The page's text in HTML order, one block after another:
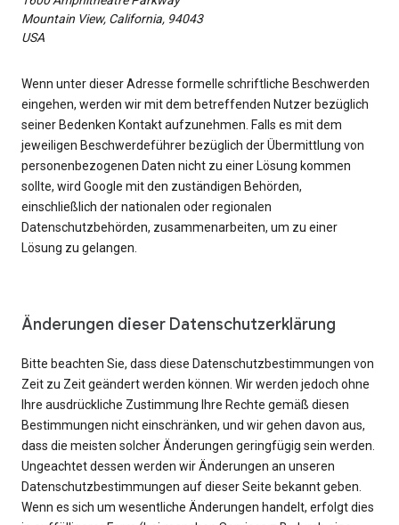
Mountain View, California, 94043
USA
Wenn unter dieser Adresse formelle schriftliche Beschwerden
eingehen, werden wir mit dem betreffenden Nutzer bezüglich
seiner Bedenken Kontakt aufzunehmen. Falls es mit dem
jeweiligen Beschwerdeführer bezüglich der Übermittlung von
personenbezogenen Daten nicht zu einer Lösung kommen
sollte, wird Google mit den zuständigen Behörden,
einschließlich der nationalen oder regionalen
Datenschutzbehörden, zusammenarbeiten, um zu einer
Lösung zu gelangen.
Änderungen dieser Datenschutzerklärung
Bitte beachten Sie, dass diese Datenschutzbestimmungen von
Zeit zu Zeit geändert werden können. Wir werden jedoch ohne
Ihre ausdrückliche Zustimmung Ihre Rechte gemäß diesen
Bestimmungen nicht einschränken, und wir gehen davon aus,
dass die meisten solcher Änderungen geringfügig sein werden.
Ungeachtet dessen werden wir Änderungen an unseren
Datenschutzbestimmungen auf dieser Seite bekannt geben.
Wenn es sich um wesentliche Änderungen handelt, erfolgt dies